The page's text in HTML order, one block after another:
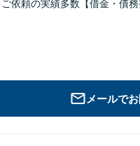
依頼の実績多数【借金・債
メールで